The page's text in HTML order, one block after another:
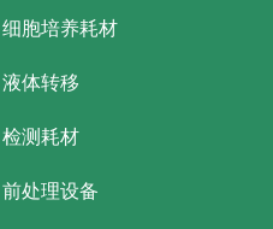
细胞培养耗材
液体转移
检测耗材
前处理设备